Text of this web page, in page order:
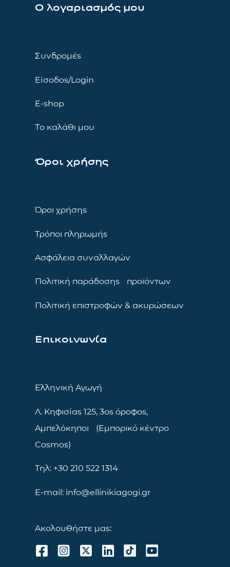
Ο λογαριασμός μου
Συνδρομές
Είσοδος/Login
E-shop
Το καλάθι μου
Όροι χρήσης
Όροι χρήσης
Τρόποι πληρωμής
Ασφάλεια συναλλαγών
Πολιτική παράδοσης προϊόντων
Πολιτική επιστροφών & ακυρώσεων
Επικοινωνία
Ελληνική Αγωγή
Λ. Κηφισίας 125, 3ος όροφος,
Αμπελόκηποι (Εμπορικό κέντρο
Cosmos)
Τηλ: +30 210 522 1314
E-mail: info@ellinikiagogi.gr
Ακολουθήστε μας: